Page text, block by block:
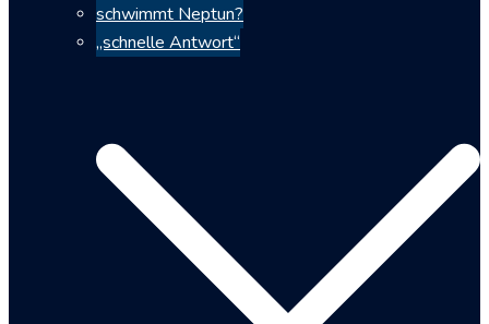
schwimmt Neptun?
„schnelle Antwort“